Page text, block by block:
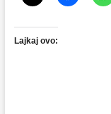
Lajkaj ovo: